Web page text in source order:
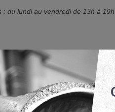
: du lundi au vendredi de 13h à 19h